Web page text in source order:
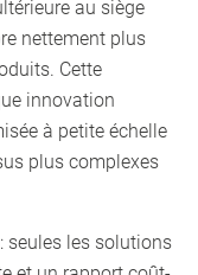
au siège
nettement plus
Cette
innovation
à petite échelle
plus complexes
seules les solutions